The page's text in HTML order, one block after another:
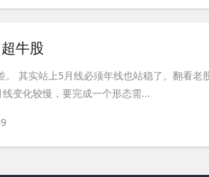
牛股
其实站上5月线必须年线也站稳了。翻看
变化较慢，要完成一个形态需...